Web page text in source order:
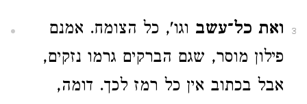
3 ואת כל־עשב וגו', כל הצומח. אמנם
פילון מוסר, שגם הברקים גרמו נזקים,
אבל בכתוב אין כל רמז לכך. דומה,